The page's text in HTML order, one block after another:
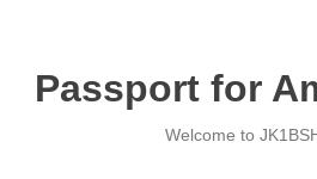
Passport for
Welcome to